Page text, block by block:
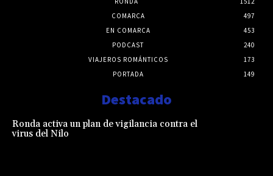
COMARCA
497
EN COMARCA
453
PODCAST
240
VIAJEROS ROMÁNTICOS
173
PORTADA
149
Destacado
Ronda activa un plan de vigilancia contra el
virus del Nilo